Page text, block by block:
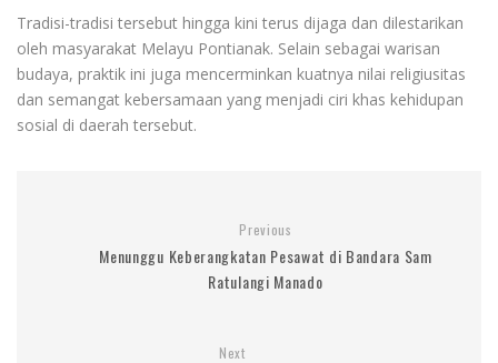
Tradisi-tradisi tersebut hingga kini terus dijaga dan dilestarikan
oleh masyarakat Melayu Pontianak. Selain sebagai warisan
budaya, praktik ini juga mencerminkan kuatnya nilai religiusitas
dan semangat kebersamaan yang menjadi ciri khas kehidupan
sosial di daerah tersebut.
Previous
Menunggu Keberangkatan Pesawat di Bandara Sam
Ratulangi Manado
Next